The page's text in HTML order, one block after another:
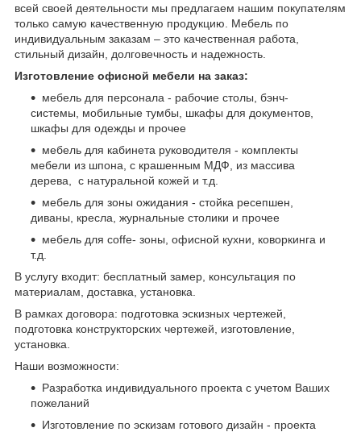
всей своей деятельности мы предлагаем нашим покупателям
только самую качественную продукцию. Мебель по
индивидуальным заказам – это качественная работа,
стильный дизайн, долговечность и надежность.
Изготовление офисной мебели на заказ:
мебель для персонала - рабочие столы, бэнч-
системы, мобильные тумбы, шкафы для документов,
шкафы для одежды и прочее
мебель для кабинета руководителя - комплекты
мебели из шпона, с крашенным МДФ, из массива
дерева, с натуральной кожей и т.д.
мебель для зоны ожидания - стойка ресепшен,
диваны, кресла, журнальные столики и прочее
мебель для coffe- зоны, офисной кухни, коворкинга и
т.д.
В услугу входит: бесплатный замер, консультация по
материалам, доставка, установка.
В рамках договора: подготовка эскизных чертежей,
подготовка конструкторских чертежей, изготовление,
установка.
Наши возможности:
Разработка индивидуального проекта с учетом Ваших
пожеланий
Изготовление по эскизам готового дизайн - проекта